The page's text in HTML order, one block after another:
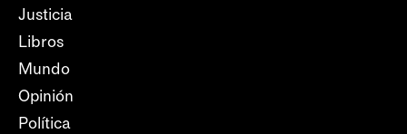
Justicia
Libros
Mundo
Opinión
Política